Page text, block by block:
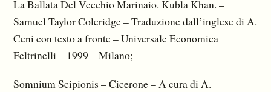
La Ballata Del Vecchio Marinaio. Kubla Khan. –
Samuel Taylor Coleridge – Traduzione dall’inglese di A.
Ceni con testo a fronte – Universale Economica
Feltrinelli – 1999 – Milano;
Somnium Scipionis – Cicerone – A cura di A.